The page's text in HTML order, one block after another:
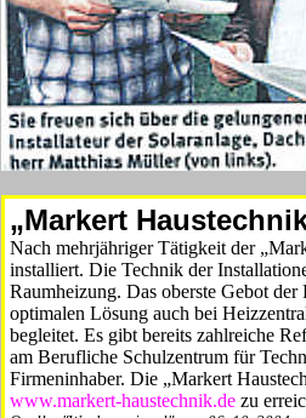
„Markert
Nach mehrjähriger Tätigkeit der
installiert. Die Technik der
Raumheizung. Das oberste Gebot
optimalen Lösung auch bei
begleitet. Es gibt bereits zahlreiche
am Berufliche Schulzentrum für
Firmeninhaber. Die „Markert
www.markert-haustechnik.de zu